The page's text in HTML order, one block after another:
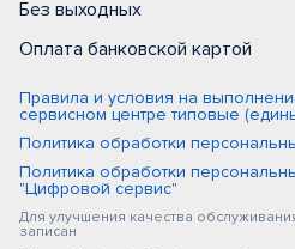
Без выходных
Оплата банковской картой
Правила и условия на
сервисном центре типовые
Политика обработки
Политика обработки
"Цифровой сервис"
Для улучшения качества
записан